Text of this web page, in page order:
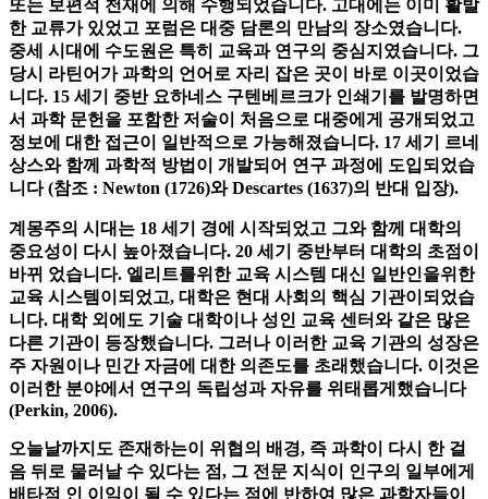
학입니다.
과학 초기에 연구는 대부분 자연에 관심이있는 개인, 철학자
또는 보편적 천재에 의해 수행되었습니다. 고대에는 이미 활발
한 교류가 있었고 포럼은 대중 담론의 만남의 장소였습니다.
중세 시대에 수도원은 특히 교육과 연구의 중심지였습니다. 그
당시 라틴어가 과학의 언어로 자리 잡은 곳이 바로 이곳이었습
니다. 15 세기 중반 요하네스 구텐베르크가 인쇄기를 발명하면
서 과학 문헌을 포함한 저술이 처음으로 대중에게 공개되었고
상스와 함께 과학적 방법이 개발되어 연구 과정에 도입되었습
니다 (참조 : Newton (1726)와 Descartes (1637)의 반대 입장).
계몽주의 시대는 18 세기 경에 시작되었고 그와 함께 대학의
중요성이 다시 높아졌습니다. 20 세기 중반부터 대학의 초점이
바뀌 었습니다. 엘리트를위한 교육 시스템 대신 일반인을위한
교육 시스템이되었고, 대학은 현대 사회의 핵심 기관이되었습
니다. 대학 외에도 기술 대학이나 성인 교육 센터와 같은 많은
다른 기관이 등장했습니다. 그러나 이러한 교육 기관의 성장은
이러한 분야에서 연구의 독립성과 자유를 위태롭게했습니다
(Perkin, 2006).